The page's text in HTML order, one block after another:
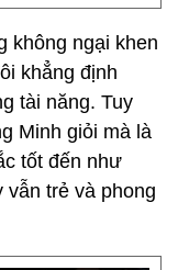
không ngại khen
khẳng định
tài năng. Tuy
Minh giỏi mà là
tốt đến như
vẫn trẻ và phong